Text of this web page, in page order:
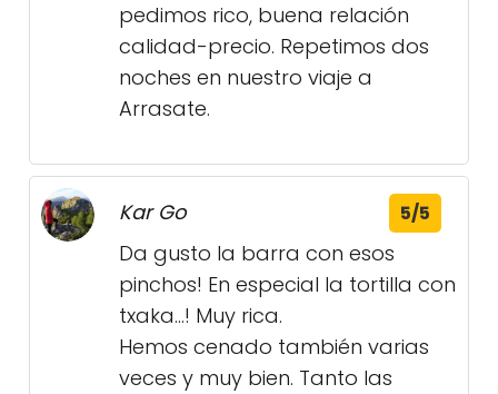
pedimos rico, buena relación
calidad-precio. Repetimos dos
noches en nuestro viaje a
Arrasate.
Kar Go 5/5
Da gusto la barra con esos
pinchos! En especial la tortilla con
txaka…! Muy rica.
Hemos cenado también varias
veces y muy bien. Tanto las